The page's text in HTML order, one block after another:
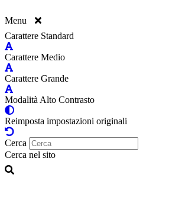
Menu
Carattere Standard
Carattere Medio
Carattere Grande
Modalità Alto Contrasto
Reimposta impostazioni originali
Cerca
Cerca nel sito